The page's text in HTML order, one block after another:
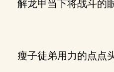
解龙甲当下将战斗的
瘦子徒弟用力的点点